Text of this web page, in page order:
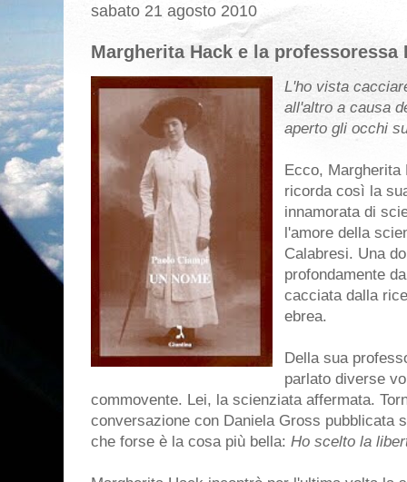
sabato 21 agosto 2010
Margherita Hack e la professoressa
L'ho vista
all'altro a causa
aperto gli occhi
Ecco,
ricorda così la
innamorata di
l'amore della
Calabresi. Una
profondamente
cacciata dalla
ebrea.
Della sua
parlato diverse
commovente. Lei, la scienziata affermata.
conversazione con Daniela Gross pubblicata
che forse è la cosa più bella: Ho scelto la